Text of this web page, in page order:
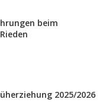
beim
2025/2026